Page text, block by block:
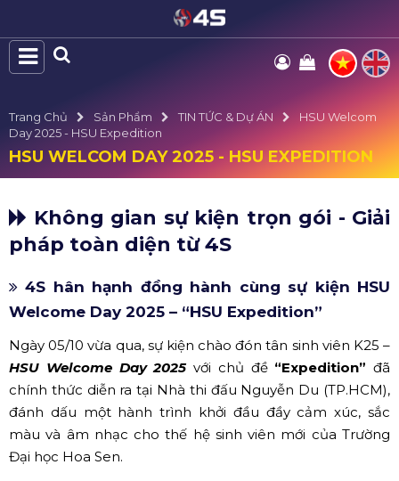
Trang Chủ Sản Phẩm TIN TỨC & Dự ÁN
HSU Welcom
Day 2025 - HSU Expedition
HSU WELCOM DAY 2025 - HSU EXPEDITION
Không gian sự kiện trọn gói - Giải
pháp toàn diện từ 4S
4S hân hạnh đồng hành cùng sự kiện HSU
Welcome Day 2025 – “HSU Expedition”
Ngày 05/10 vừa qua, sự kiện chào đón tân sinh viên K25 –
HSU Welcome Day 2025 với chủ đề “Expedition” đã
chính thức diễn ra tại Nhà thi đấu Nguyễn Du (TP.HCM),
đánh dấu một hành trình khởi đầu đầy cảm xúc, sắc
màu và âm nhạc cho thế hệ sinh viên mới của Trường
Đại học Hoa Sen.